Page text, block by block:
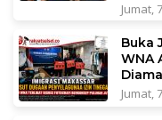
Jumat,
Buka
WNA
Jumat,